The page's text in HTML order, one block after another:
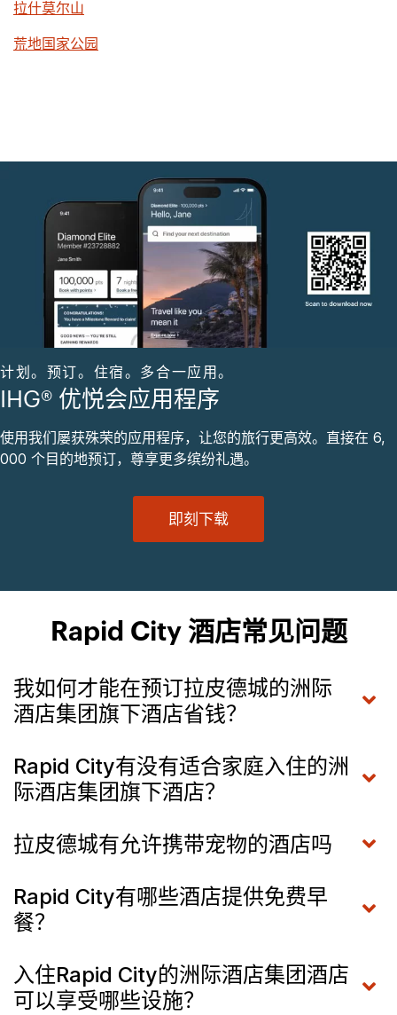
拉什莫尔山
荒地国家公园
计划。预订。住宿。多合一应用。
IHG® 优悦会应用程序
使用我们屡获殊荣的应用程序，让您的旅行更高效。直接在 6,
000 个目的地预订，尊享更多缤纷礼遇。
即刻下载
Rapid City 酒店常见问题
我如何才能在预订拉皮德城的洲际
酒店集团旗下酒店省钱？
Rapid City有没有适合家庭入住的洲
际酒店集团旗下酒店？
拉皮德城有允许携带宠物的酒店吗
Rapid City有哪些酒店提供免费早
餐？
入住Rapid City的洲际酒店集团酒店
可以享受哪些设施？